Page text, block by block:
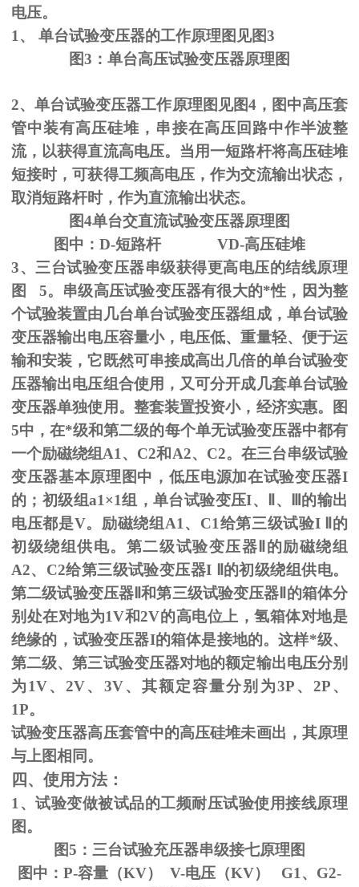
电压。
1、 单台试验变压器的工作原理图见图3
图3 ：单台高压试验变压器原理图
2、单台试验变压器工作原理图见图4 ，图中高压套
管中装有高压硅堆，串接在高压回路中作半波整
流，以获得直流高电压。当用一短路杆将高压硅堆
短接时，可获得工频高电压，作为交流输出状态，
取消短路杆时，作为直流输出状态。
图4单台交直流试验变压器原理图
图中： D-短路杆 VD-高压硅堆
3、三台试验变压器串级获得更高电压的结线原理
图 5。串级高压试验变压器有很大的*性，因为整
个试验装置由几台单台试验变压器组成，单台试验
变压器输出电压容量小，电压低、重量轻、便于运
输和安装，它既然可串接成高出几倍的单台试验变
压器输出电压组合使用，又可分开成几套单台试验
变压器单独使用。整套装置投资小，经济实惠。图
5中，在*级和第二级的每个单无试验变压器中都有
一个励磁绕组 A1 、 C2和 A2、 C2。在三台串级试验
变压器基本原理图中，低压电源加在试验变压器I
的；初级组a1×1组，单台试验变压I、 、
的输出
电压都是V。励磁绕组 A1 、 C1给第三级试验I
Ⅱ的
初级绕组供电。第二级试验变压器Ⅱ的励磁绕组
A2、C2给第三级试验变压器I Ⅱ的初级绕组供电。
第二级试验变压器Ⅱ和第三级试验变压器Ⅱ的箱体分
别处在对地为1V和2V的高电位上，氢箱体对地是
绝缘的，试验变压器I的箱体是接地的。这样*级、
第二级、第三试验变压器对地的额定输出电压分别
为1V、2V、3V、其额定容量分别为3P、2P、
1P。
试验变压器高压套管中的高压硅堆未画出，其原理
与上图相同。
四、使用方法：
1、试验变做被试品的工频耐压试验使用接线原理
图。
图5：三台试验充压器串级接七原理图
图中：P-容量（KV） V-电压（KV） G1、G2-